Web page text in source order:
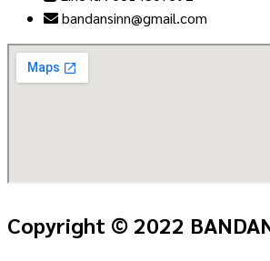
bandansinn@gmail.com
Copyright © 2022